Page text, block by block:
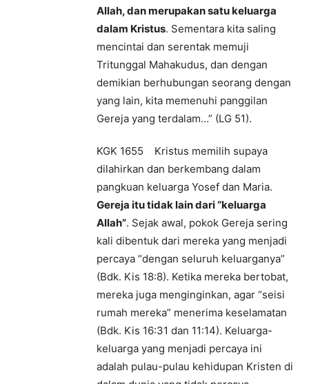
Allah, dan merupakan satu keluarga
dalam Kristus. Sementara kita saling
mencintai dan serentak memuji
Tritunggal Mahakudus, dan dengan
demikian berhubungan seorang dengan
yang lain, kita memenuhi panggilan
Gereja yang terdalam…” (LG 51).
KGK 1655 Kristus memilih supaya
dilahirkan dan berkembang dalam
pangkuan keluarga Yosef dan Maria.
Gereja itu tidak lain dari “keluarga
Allah”. Sejak awal, pokok Gereja sering
kali dibentuk dari mereka yang menjadi
percaya “dengan seluruh keluarganya”
(Bdk. Kis 18:8). Ketika mereka bertobat,
mereka juga menginginkan, agar “seisi
rumah mereka” menerima keselamatan
(Bdk. Kis 16:31 dan 11:14). Keluarga-
keluarga yang menjadi percaya ini
adalah pulau-pulau kehidupan Kristen di